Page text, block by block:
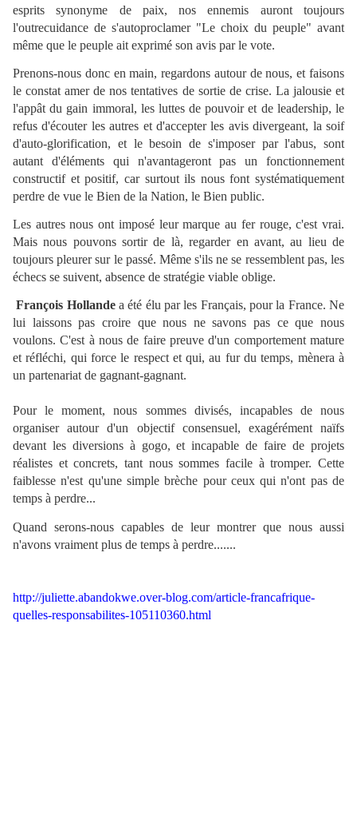
esprits synonyme de paix, nos ennemis auront toujours
l'outrecuidance de s'autoproclamer "Le choix du peuple" avant
même que le peuple ait exprimé son avis par le vote.
Prenons-nous donc en main, regardons autour de nous, et faisons
le constat amer de nos tentatives de sortie de crise. La jalousie et
l'appât du gain immoral, les luttes de pouvoir et de leadership, le
refus d'écouter les autres et d'accepter les avis divergeant, la soif
d'auto-glorification, et le besoin de s'imposer par l'abus, sont
autant d'éléments qui n'avantageront pas un fonctionnement
constructif et positif, car surtout ils nous font systématiquement
perdre de vue le Bien de la Nation, le Bien public.
Les autres nous ont imposé leur marque au fer rouge, c'est vrai.
Mais nous pouvons sortir de là, regarder en avant, au lieu de
toujours pleurer sur le passé. Même s'ils ne se ressemblent pas, les
échecs se suivent, absence de stratégie viable oblige.
François Hollandea été élu par les Français, pour la France. Ne
lui laissons pas croire que nous ne savons pas ce que nous
voulons. C'est à nous de faire preuve d'un comportement mature
et réfléchi, qui force le respect et qui, au fur du temps, mènera à
un partenariat de gagnant-gagnant.
Pour le moment, nous sommes divisés, incapables de nous
organiser autour d'un objectif consensuel, exagérément naïfs
devant les diversions à gogo, et incapable de faire de projets
réalistes et concrets, tant nous sommes facile à tromper. Cette
faiblesse n'est qu'une simple brèche pour ceux qui n'ont pas de
temps à perdre...
Quand serons-nous capables de leur montrer que nous aussi
n'avons vraiment plus de temps à perdre.......
http://juliette.abandokwe.over-blog.com/article-francafrique-
quelles-responsabilites-105110360.html